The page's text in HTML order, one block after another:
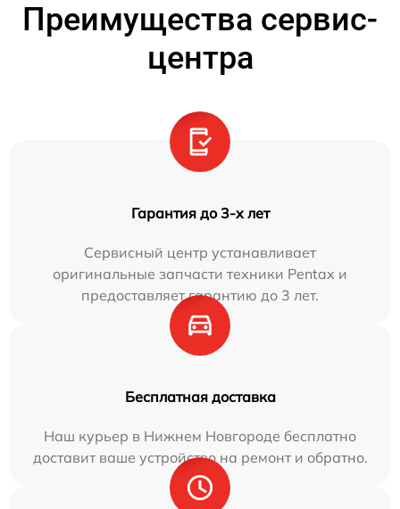
Преимущества сервис-
центра
Гарантия до 3-х лет
Сервисный центр устанавливает
оригинальные запчасти техники Pentax и
предоставляет гарантию до 3 лет.
Бесплатная доставка
Наш курьер в Нижнем Новгороде бесплатно
доставит ваше устройство на ремонт и обратно.